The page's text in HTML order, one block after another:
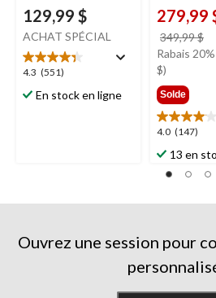
129,99 $
ACHAT SPÉCIAL
4.3 (551)
4.3
étoile(s)
sur
En stock en ligne
279,99
349,99 $
Rabais
$)
Solde
4.0 (147)
4.0
étoile(s)
sur
5.
13 en
Ouvrez une session pour